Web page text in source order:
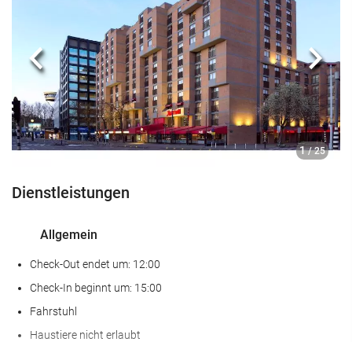
1 / 25
Zurück
Dienstleistungen
Allgemein
Check-Out endet um: 12:00
Check-In beginnt um: 15:00
Fahrstuhl
Haustiere nicht erlaubt